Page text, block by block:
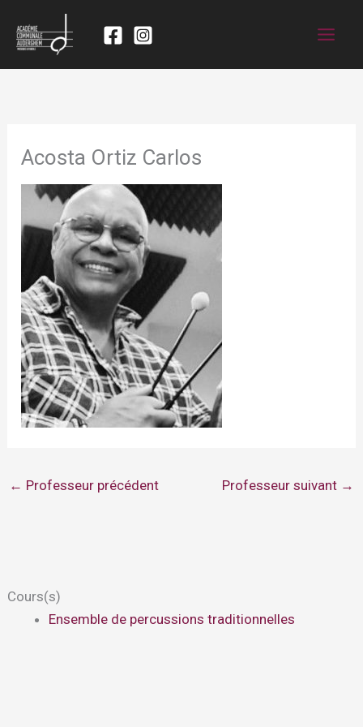
Acosta Ortiz Carlos
← Professeur précédent Professeur suivant →
Cours(s)
Ensemble de percussions traditionnelles